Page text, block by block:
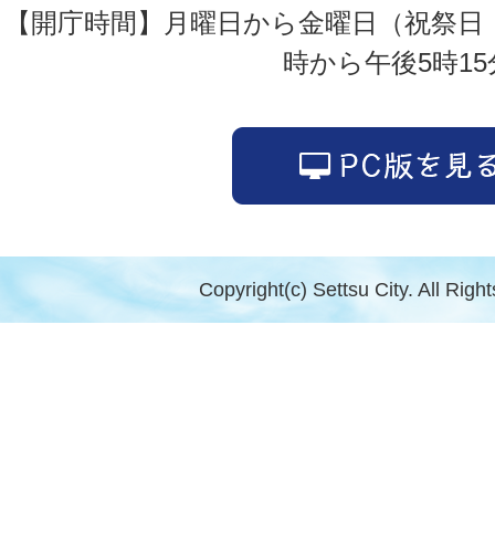
【開庁時間】月曜日から金曜日（祝祭
時から午後5時15
Copyright(c) Settsu City. All